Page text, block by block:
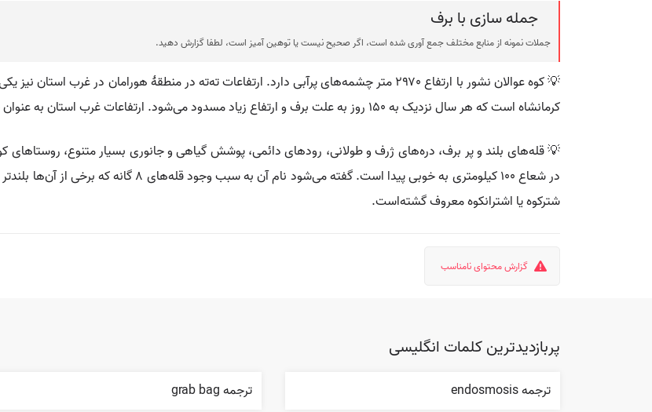
جمله سازی با برف
جملات نمونه از منابع مختلف جمع آوری شده است، اگر صحیح نیست یا توهین آمیز است، لطفا گزارش دهید.
💡 کوه عوالان نشور با ارتفاع ۲۹۷۰ متر چشمه‌های پرآبی دارد. ارتفاعات ته‌ته در منطقهٔ هورامان در
کرمانشاه است که هر سال نزدیک به ۱۵۰ روز به علت برف و ارتفاع زیاد مسدود می‌شود. ارتفاعات غرب استان به عنوان خط مرزی دو کشور ایران و کشور عراق در نظر گرفته شده است.
💡 قله‌های بلند و پر برف، دره‌های ژرف و طولانی، رودهای دائمی، پوشش گیاهی و جانوری بسیار متنوع، روستاهای
شترکوه یا اشترانکوه معروف گشته‌است.
گزارش محتوای نامناسب
پربازدیدترین کلمات انگلیسی
ترجمه endosmosis ترجمه grab bag